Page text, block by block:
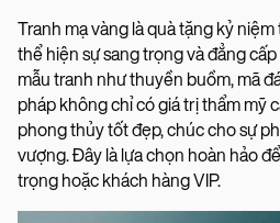
Tranh mạ vàng là quà tặng kỷ
thể hiện sự sang trọng và đẳng
mẫu tranh như thuyền buồm, mã
pháp không chỉ có giá trị thẩm mỹ
phong thủy tốt đẹp, chúc cho sự
vượng. Đây là lựa chọn hoàn hảo
trọng hoặc khách hàng VIP.